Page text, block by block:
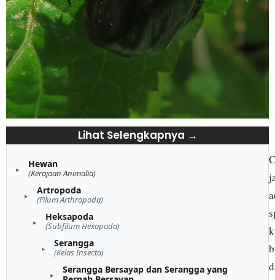
Lihat Selengkapnya →
Hewan
(Kerajaan Animalia)
Artropoda
(Filum Arthropoda)
Heksapoda
(Subfilum Hexapoda)
Serangga
(Kelas Insecta)
Serangga Bersayap dan Serangga yang